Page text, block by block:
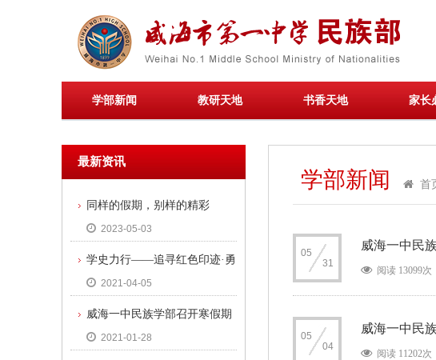
学部新闻 教研天地 书香天地 家长
最新资讯
同样的假期，别样的精彩
2023-05-03
学史力行——追寻红色印迹·勇
担时代使命2021-04-05
威海一中民族学部召开寒假期
间疫情防控暨安全教育工作会议
2021-01-28
学部新闻 首
05
31
威海一中民
阅读 13099次
05
04
威海一中民
阅读 11202次